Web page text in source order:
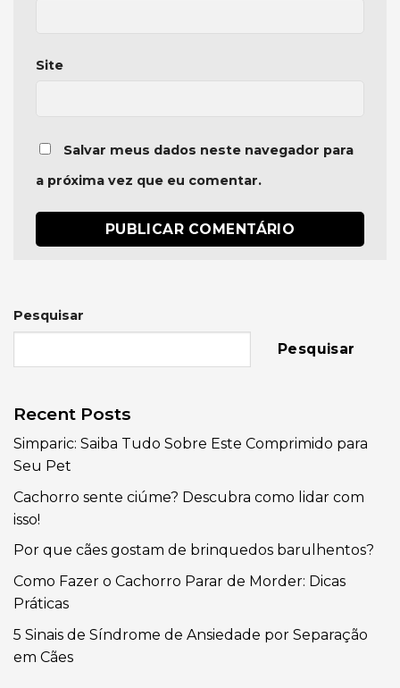
Site
Salvar meus dados neste navegador para
a próxima vez que eu comentar.
Pesquisar
Pesquisar
Recent Posts
Simparic: Saiba Tudo Sobre Este Comprimido para
Seu Pet
Cachorro sente ciúme? Descubra como lidar com
isso!
Por que cães gostam de brinquedos barulhentos?
Como Fazer o Cachorro Parar de Morder: Dicas
Práticas
5 Sinais de Síndrome de Ansiedade por Separação
em Cães